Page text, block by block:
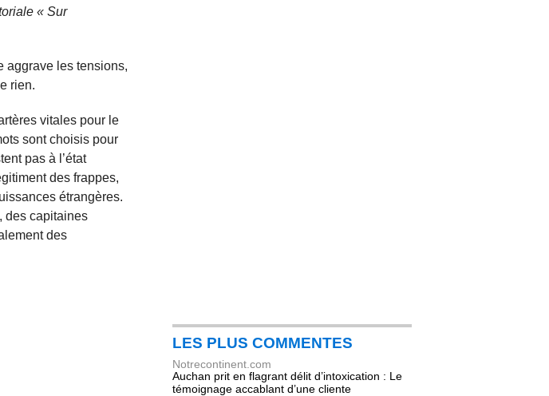
« Sur
aggrave les tensions,
rien.
vitales pour le
sont choisis pour
pas à l’état
des frappes,
étrangères.
des capitaines
des
LES PLUS COMMENTES
Notrecontinent.com
Auchan prit en flagrant délit d’intoxication : Le
témoignage accablant d’une cliente